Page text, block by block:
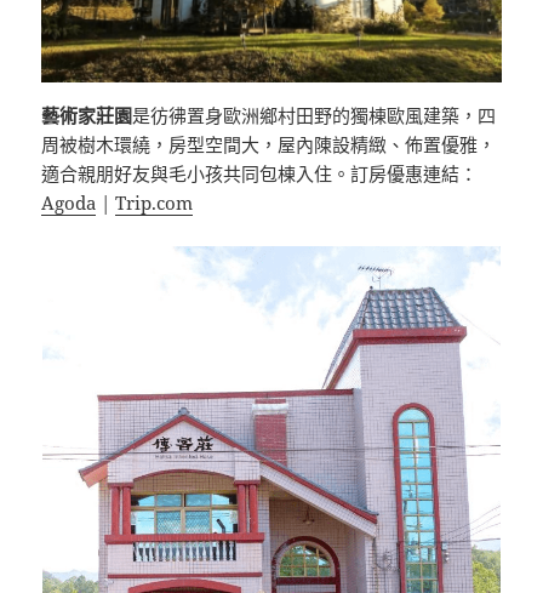
藝術家莊園是彷彿置身歐洲鄉村田野的獨棟歐風建築，四
周被樹木環繞，房型空間大，屋內陳設精緻、佈置優雅，
適合親朋好友與毛小孩共同包棟入住。訂房優惠連結：
Agoda |Trip.com